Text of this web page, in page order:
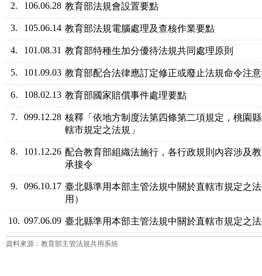
2. 106.06.28 教育部法規會設置要點
3. 105.06.14 教育部法規電腦處理及查核作業要點
4. 101.08.31 教育部特種生加分優待法規共同處理原則
5. 101.09.03 教育部配合法律應訂定修正或廢止法規命令注
6. 108.02.13 教育部國家賠償事件處理要點
7. 099.12.28 核釋「依地方制度法第四條第二項規定，桃園
轄市規定之法規」
8. 101.12.26 配合教育部組織法施行，各行政規則內容涉及
承接令
9. 096.10.17 臺北縣準用本部主管法規中關於直轄市規定之
用）
10. 097.06.09 臺北縣準用本部主管法規中關於直轄市規定之
資料來源：教育部主管法規共用系統